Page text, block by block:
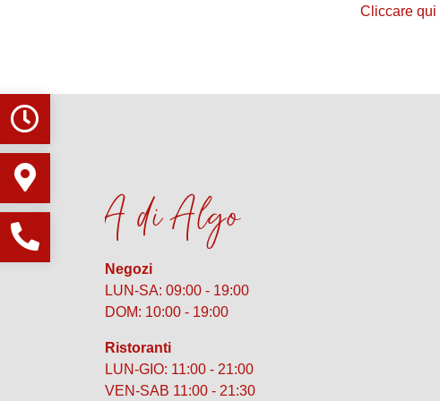
Cliccare qui
A di Algo
Negozi
LUN-SA: 09:00 - 19:00
DOM: 10:00 - 19:00
Ristoranti
LUN-GIO: 11:00 - 21:00
VEN-SAB 11:00 - 21:30